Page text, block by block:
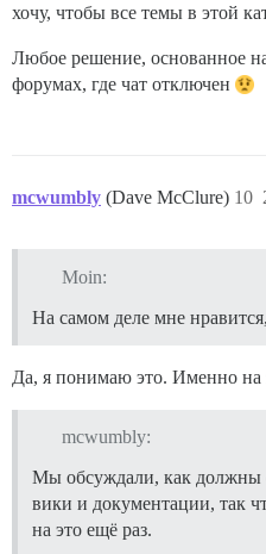
хочу, чтобы все темы в этой
Любое решение, основанное на
форумах, где чат отключен
mcwumbly (Dave McClure) 10
Moin:
На самом деле мне
Да, я понимаю это. Именно на
mcwumbly:
Мы обсуждали, как должны
вики и документации, так
на это ещё раз.